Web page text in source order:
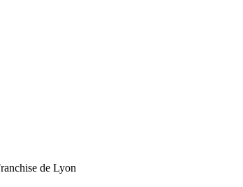
de Lyon